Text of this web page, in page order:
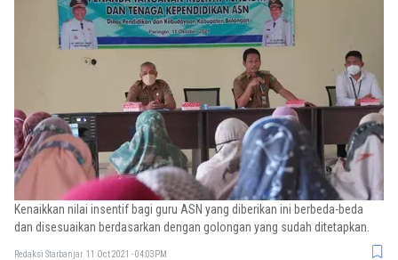
Kenaikkan nilai insentif bagi guru ASN yang diberikan ini berbeda-beda
dan disesuaikan berdasarkan dengan golongan yang sudah ditetapkan.
Redaksi Starbanjar 11 Oct 2021 - 04:03PM